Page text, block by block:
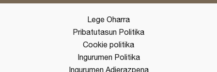
Lege Oharra
Pribatutasun Politika
Cookie politika
Ingurumen Politika
Ingurumen Adierazpena